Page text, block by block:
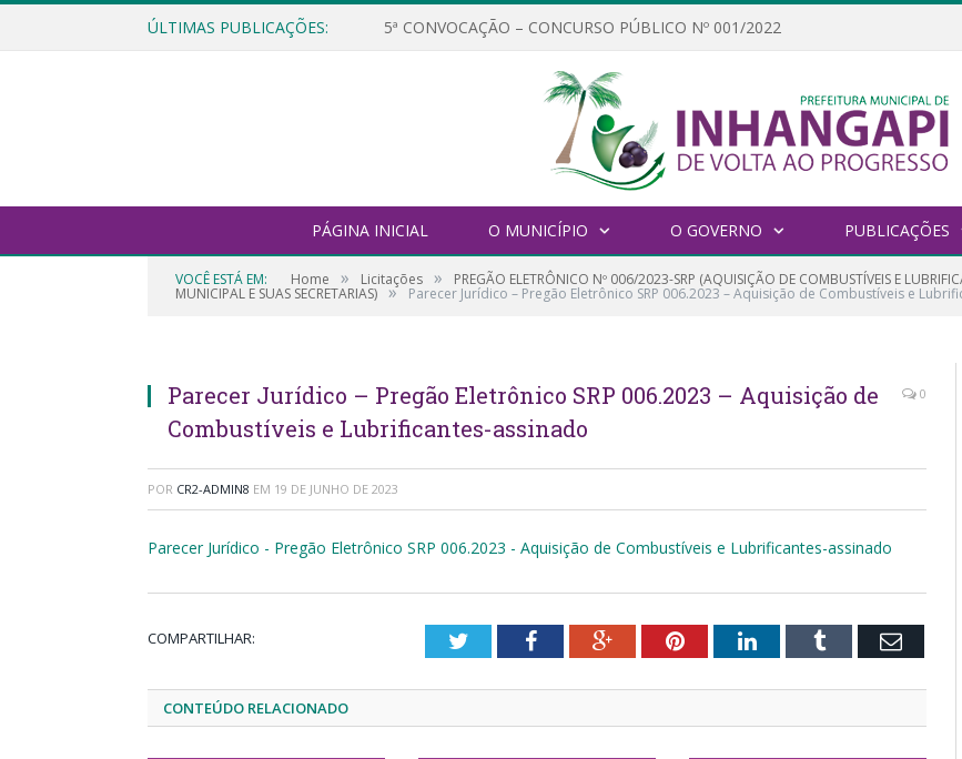
ÚLTIMAS PUBLICAÇÕES: 5ª CONVOCAÇÃO – CONCURSO PÚBLICO Nº 001/2022
PÁGINA INICIAL O MUNICÍPIO O GOVERNO PUBLICAÇÕES
VOCÊ ESTÁ EM: Home » Licitações » PREGÃO ELETRÔNICO Nº 006/2023-SRP (AQUISIÇÃO DE COMBUSTÍVEIS E
MUNICIPAL E SUAS SECRETARIAS) » Parecer Jurídico – Pregão Eletrônico SRP 006.2023 – Aquisição de Combustíveis e
Parecer Jurídico – Pregão Eletrônico SRP 006.2023 – Aquisição de
Combustíveis e Lubrificantes-assinado
0
POR CR2-ADMIN8 EM 19 DE JUNHO DE 2023
Parecer Jurídico - Pregão Eletrônico SRP 006.2023 - Aquisição de Combustíveis e Lubrificantes-assinado
COMPARTILHAR: TwitterFacebookGoogle+PinterestLinkedInTumblr Email
CONTEÚDO RELACIONADO